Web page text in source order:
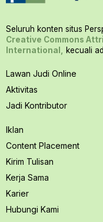
Seluruh konten situs
Creative Commons
International,
kecuali
Lawan Judi Online
Aktivitas
Jadi Kontributor
Iklan
Content Placement
Kirim Tulisan
Kerja Sama
Karier
Hubungi Kami